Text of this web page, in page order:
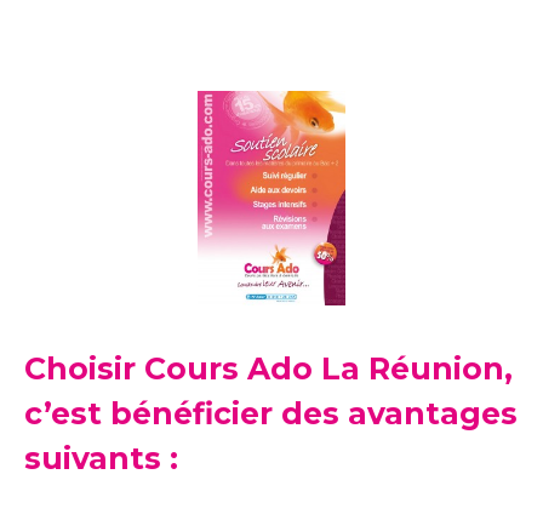
Choisir Cours Ado La Réunion,
c’est bénéficier des avantages
suivants :